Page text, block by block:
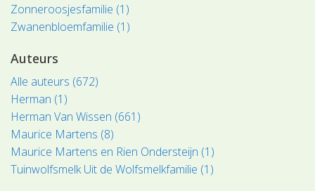
Zonneroosjesfamilie (1)
Zwanenbloemfamilie (1)
Auteurs
Alle auteurs (672)
Herman (1)
Herman Van Wissen (661)
Maurice Martens (8)
Maurice Martens en Rien Ondersteijn (1)
Tuinwolfsmelk Uit de Wolfsmelkfamilie (1)